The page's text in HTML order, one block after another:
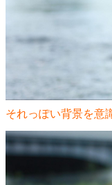
それっぽい背景を意